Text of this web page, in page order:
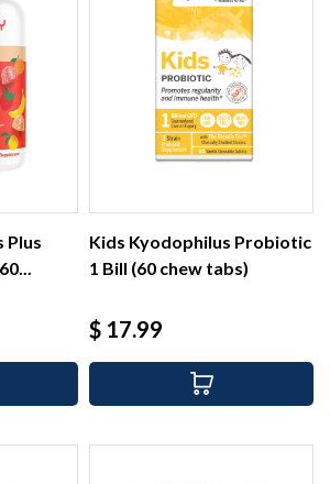
Plus
Kids Kyodophilus Probiotic
1 Bill (60 chew tabs)
Precio
$ 17.99